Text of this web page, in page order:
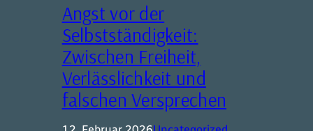
Angst vor der
Selbstständigkeit:
Zwischen Freiheit,
Verlässlichkeit und
falschen Versprechen